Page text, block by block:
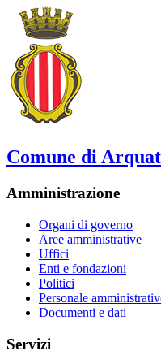
Comune di
Amministrazione
Organi di governo
Aree amministrative
Uffici
Enti e fondazioni
Politici
Personale
Documenti e dati
Servizi